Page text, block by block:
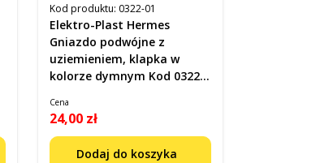
Kod produktu: 0322-01
Elektro-Plast Hermes
Gniazdo podwójne z
uziemieniem, klapka w
kolorze dymnym Kod 0322-
Cena
24,00 zł
Dodaj do koszyka